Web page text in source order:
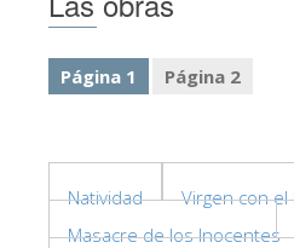
Palazzo Vecchio
Reserve ahora
Página 1 Página 2
Natividad
Virgen con
Masacre de los Inocentes